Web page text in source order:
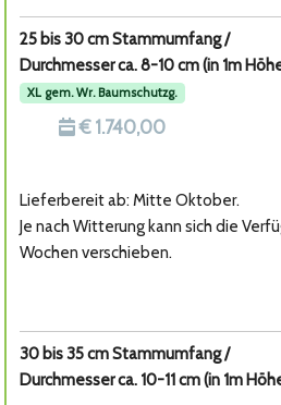
25 bis 30 cm Stammumfang /
Durchmesser ca. 8-10 cm (in 1m
XL gem. Wr. Baumschutzg.
€ 1.740,00
Lieferbereit ab: Mitte Oktober.
Je nach Witterung kann sich die
Wochen verschieben.
30 bis 35 cm Stammumfang /
Durchmesser ca. 10-11 cm (in 1m